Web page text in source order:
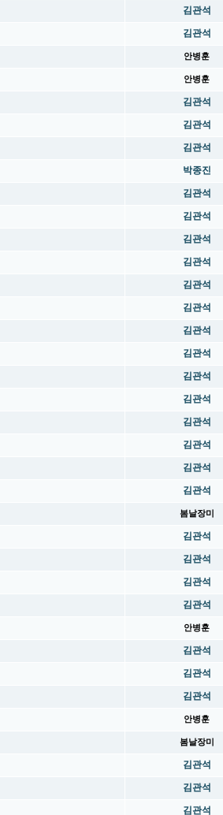
김관석
김관석
안병훈
안병훈
김관석
김관석
김관석
박종진
김관석
김관석
김관석
김관석
김관석
김관석
김관석
김관석
김관석
김관석
김관석
김관석
김관석
김관석
봄날장미
김관석
김관석
김관석
김관석
안병훈
김관석
김관석
김관석
안병훈
봄날장미
김관석
김관석
김관석